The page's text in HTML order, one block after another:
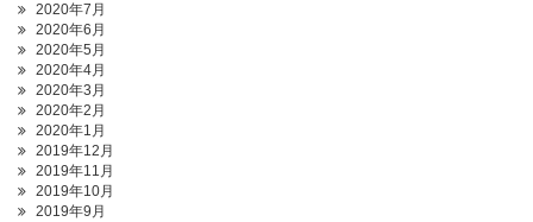
2020年7月
2020年6月
2020年5月
2020年4月
2020年3月
2020年2月
2020年1月
2019年12月
2019年11月
2019年10月
2019年9月